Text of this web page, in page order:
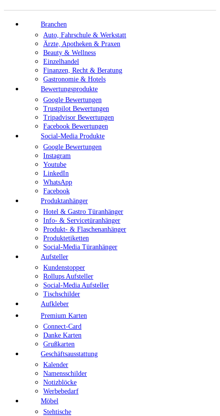
Branchen
Auto, Fahrschule & Werkstatt
Ärzte, Apotheken & Praxen
Beauty & Wellness
Einzelhandel
Finanzen, Recht & Beratung
Gastronomie & Hotels
Bewertungsprodukte
Google Bewertungen
Trustpilot Bewertungen
Tripadvisor Bewertungen
Facebook Bewertungen
Social-Media Produkte
Google Bewertungen
Instagram
Youtube
LinkedIn
WhatsApp
Facebook
Produktanhänger
Hotel & Gastro Türanhänger
Info- & Servicetüranhänger
Produkt- & Flaschenanhänger
Produktetiketten
Social-Media Türanhänger
Aufsteller
Kundenstopper
Rollups Aufsteller
Social-Media Aufsteller
Tischschilder
Aufkleber
Premium Karten
Connect-Card
Danke Karten
Grußkarten
Geschäftsausstattung
Kalender
Namensschilder
Notizblöcke
Werbebedarf
Möbel
Stehtische